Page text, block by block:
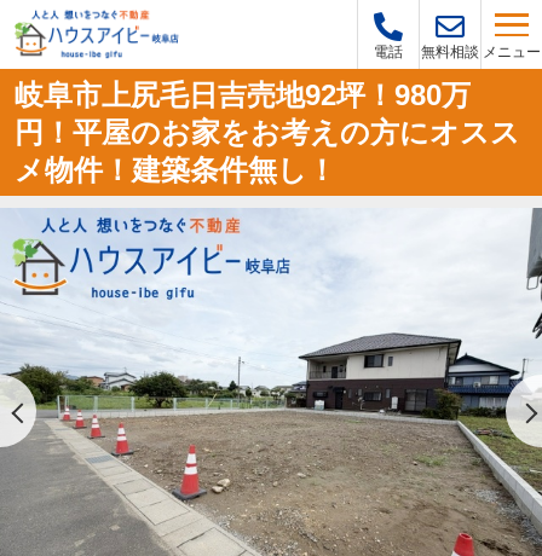
電話 無料相談 メニュー
岐阜市上尻毛日吉売地92坪！980万
円！平屋のお家をお考えの方にオスス
メ物件！建築条件無し！